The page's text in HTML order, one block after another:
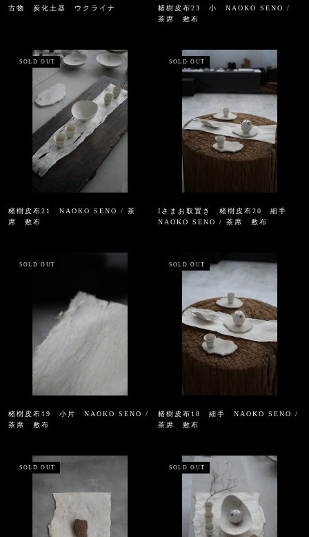
古物 炭化土器 ウクライナ
楮樹皮布23 小 NAOKO SENO /
茶席 敷布
SOLD OUT
楮樹皮布21 NAOKO SENO / 茶
席 敷布
SOLD OUT
Iさまお取置き 楮樹皮布20 細手
NAOKO SENO / 茶席 敷布
SOLD OUT
楮樹皮布19 小片 NAOKO SENO /
茶席 敷布
SOLD OUT
楮樹皮布18 細手 NAOKO SENO /
茶席 敷布
SOLD OUT SOLD OUT